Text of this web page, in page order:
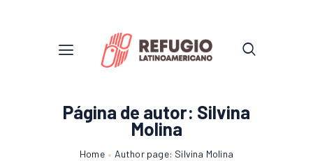
Página de autor: Silvina
Molina
Home Author page: Silvina Molina